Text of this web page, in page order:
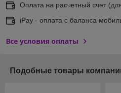
Оплата на расчетный счет
iPay - оплата с баланса
Все условия оплаты
Подобные товары